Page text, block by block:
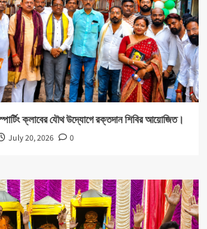
ক্লাবের যৌথ উদ্যোগে রক্তদান শিবির আয়োজিত।
July 20, 2026 0